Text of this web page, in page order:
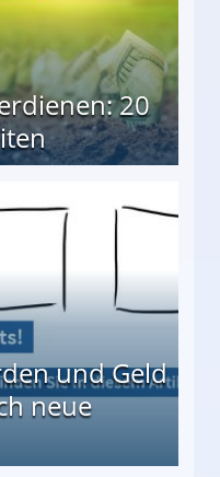
20
und Geld
neue